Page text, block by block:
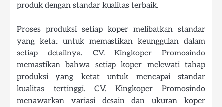
produk dengan standar kualitas terbaik.
Proses produksi setiap koper melibatkan standar
yang ketat untuk memastikan keunggulan dalam
setiap detailnya. CV. Kingkoper Promosindo
memastikan bahwa setiap koper melewati tahap
produksi yang ketat untuk mencapai standar
kualitas tertinggi. CV. Kingkoper Promosindo
menawarkan variasi desain dan ukuran koper